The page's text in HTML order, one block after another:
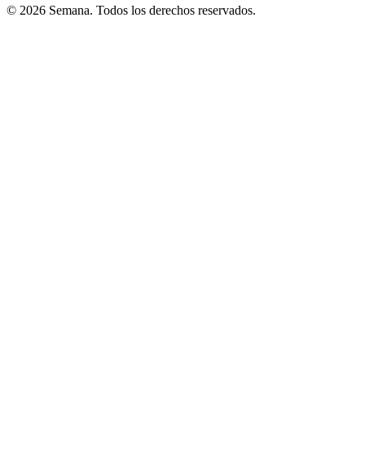
© 2026 Semana. Todos los derechos reservados.